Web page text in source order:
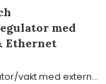
med
Ethernet
vakt med extern